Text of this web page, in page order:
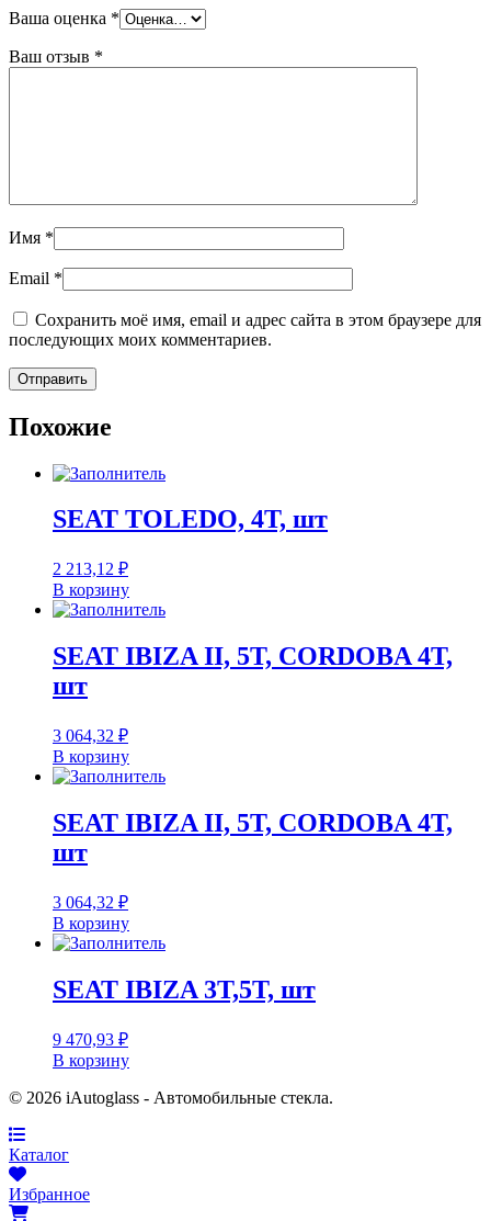
Ваша оценка *
Ваш отзыв *
Имя *
Email *
Сохранить моё имя, email и адрес сайта в этом браузере для
последующих моих комментариев.
Похожие
SEAT TOLEDO, 4T, шт
2 213,12 ₽
В корзину
SEAT IBIZA II, 5T, CORDOBA 4T,
шт
3 064,32 ₽
В корзину
SEAT IBIZA II, 5T, CORDOBA 4T,
шт
3 064,32 ₽
В корзину
SEAT IBIZA 3T,5T, шт
9 470,93 ₽
В корзину
© 2026 iAutoglass - Автомобильные стекла.
Каталог
Избранное